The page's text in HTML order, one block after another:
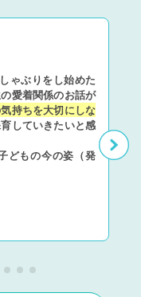
ゃぶりをし始めた
愛着関係のお話が
持ちを大切にしな
していきたいと感
どもの今の姿（発